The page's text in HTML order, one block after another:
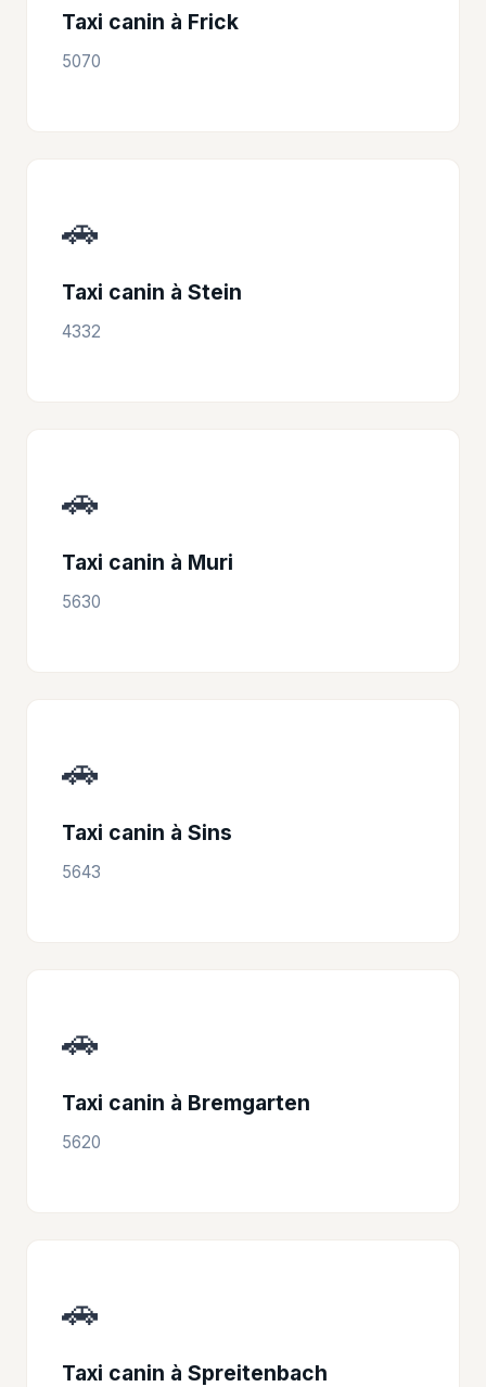
Taxi canin à Frick
5070
🚗
Taxi canin à Stein
4332
🚗
Taxi canin à Muri
5630
🚗
Taxi canin à Sins
5643
🚗
Taxi canin à Bremgarten
5620
🚗
Taxi canin à Spreitenbach